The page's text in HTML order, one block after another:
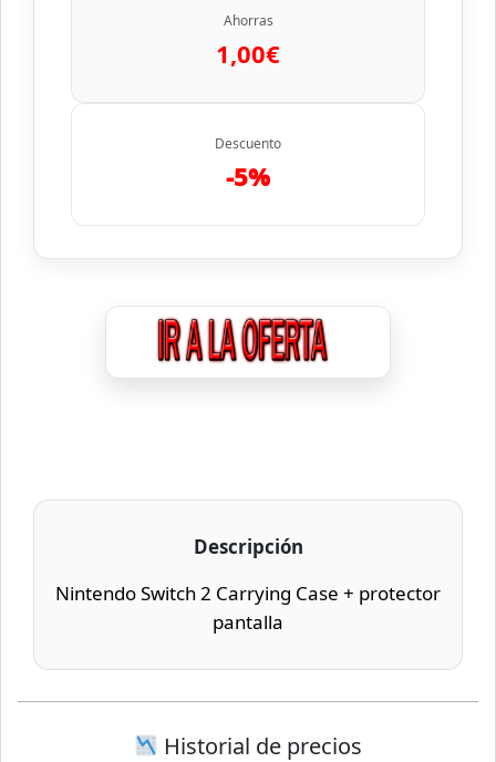
Ahorras
1,00€
Descuento
-5%
Descripción
Nintendo Switch 2 Carrying Case + protector
pantalla
Historial de precios